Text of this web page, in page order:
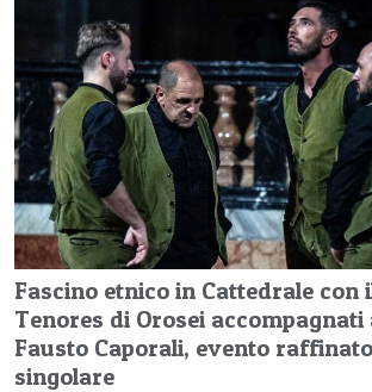
Fascino etnico in Cattedrale con
Tenores di Orosei
Fausto Caporali, evento
singolare